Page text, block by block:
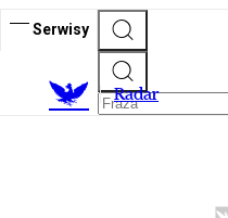
Serwisy
Radar